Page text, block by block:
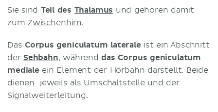
Sie sind Teil des Thalamus und gehören damit
zum Zwischenhirn.
Das Corpus geniculatum laterale ist ein Abschnitt
der Sehbahn, während das Corpus geniculatum
mediale ein Element der Hörbahn darstellt. Beide
dienen jeweils als Umschaltstelle und der
Signalweiterleitung.